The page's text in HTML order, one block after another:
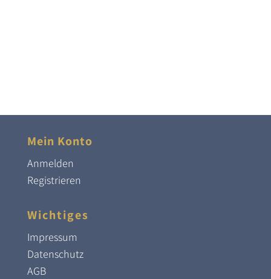
Mein Konto
Anmelden
Registrieren
Wichtiges
Impressum
Datenschutz
AGB